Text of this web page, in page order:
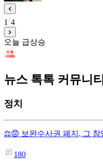
1 4
오늘 급상승
뉴스 톡톡 커뮤니티
정치
⚖️😡 보완수사권 폐지, 그 참
180